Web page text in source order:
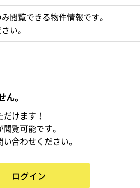
閲覧できる物件情報です。
い。
。
けます！
覧可能です。
合わせください。
ログイン